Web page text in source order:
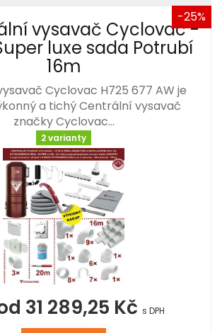
-25%
vysavač Cyclovac -
luxe sada Potrubí
16m
Cyclovac H725 677 AW je
a tichý Centrální vysavač
značky Cyclovac…
2 varianty
31 289,25 Kč s DPH